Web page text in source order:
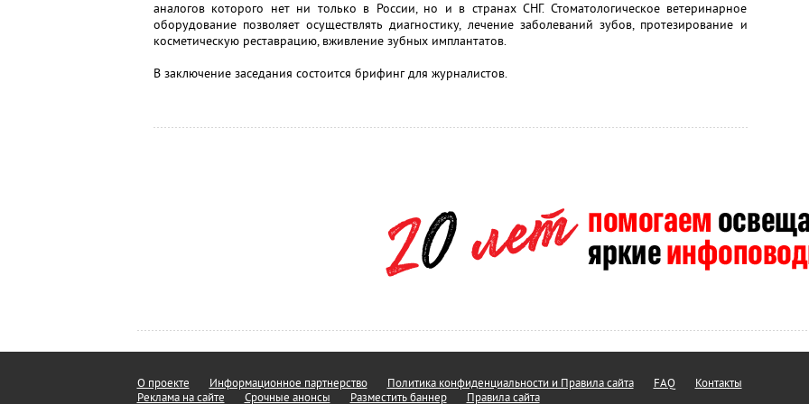
аналогов которого нет ни только в России, но и в странах СНГ. Стоматологическое ветеринарное
оборудование позволяет осуществлять диагностику, лечение заболеваний зубов, протезирование и
косметическую реставрацию, вживление зубных имплантатов.
В заключение заседания состоится брифинг для журналистов.
О проекте Информационное партнерство Политика конфиденциальности и Правила сайта FAQ
Контакты
Реклама на сайте
Срочные анонсы Разместить баннер Правила сайта